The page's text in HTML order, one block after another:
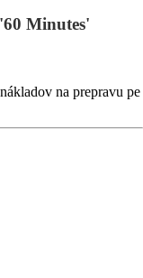
Minutes'
na prepravu pe